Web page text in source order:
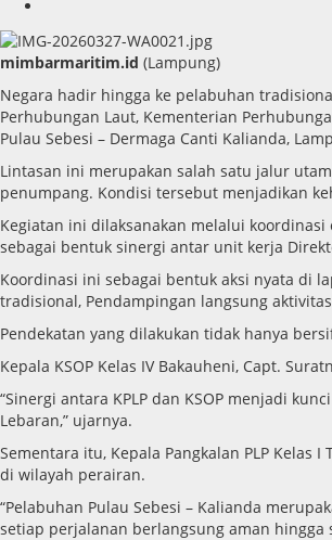
mimbarmaritim.id (Lampung)
Negara hadir hingga ke pelabuhan
Perhubungan Laut, Kementerian
Pulau Sebesi – Dermaga Canti Kalianda,
Lintasan ini merupakan salah satu jalur
penumpang. Kondisi tersebut menjadikan
Kegiatan ini dilaksanakan melalui koordinasi
sebagai bentuk sinergi antar unit kerja
Koordinasi ini sebagai bentuk aksi nyata di
tradisional, Pendampingan langsung
Pendekatan yang dilakukan tidak hanya
Kepala KSOP Kelas IV Bakauheni, Capt.
“Sinergi antara KPLP dan KSOP menjadi
Lebaran,” ujarnya.
Sementara itu, Kepala Pangkalan PLP Kelas
di wilayah perairan.
“Pelabuhan Pulau Sebesi – Kalianda
setiap perjalanan berlangsung aman hingga